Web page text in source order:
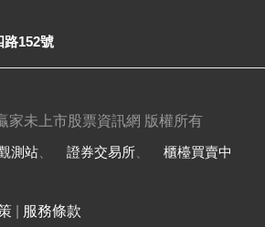
路152號
家未上市股票資訊網 版權所有
測站 證券交易所
櫃檯買賣中
服務條款